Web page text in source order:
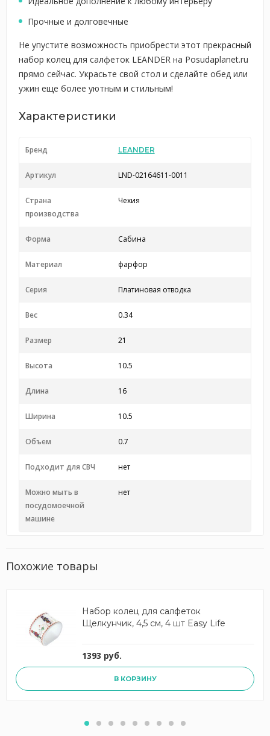
Прочные и долговечные
Не упустите возможность приобрести этот прекрасный
набор колец для салфеток LEANDER на Posudaplanet.ru
прямо сейчас. Украсьте свой стол и сделайте обед или
ужин еще более уютным и стильным!
Характеристики
Бренд LEANDER
Артикул LND-02164611-0011
Страна
производства
Чехия
Форма Сабина
Материал фарфор
Серия Платиновая отводка
Вес 0.34
Размер 21
Высота 10.5
Длина 16
Ширина 10.5
Объем 0.7
Подходит для СВЧ нет
Можно мыть в
посудомоечной
машине
нет
Похожие товары
Набор колец для салфеток
Щелкунчик, 4,5 см, 4 шт Easy Life
1393 руб.
В КОРЗИНУ